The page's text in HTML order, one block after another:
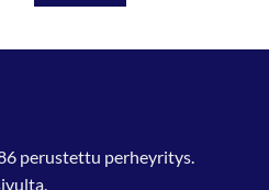
perustettu perheyritys.